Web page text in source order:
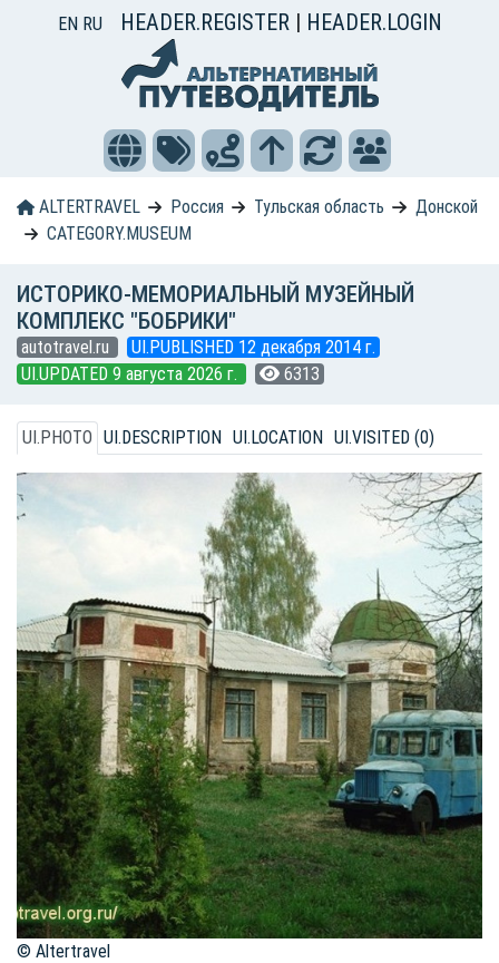
EN RU HEADER.REGISTER | HEADER.LOGIN
ALTERTRAVEL Россия Тульская область
Донской
CATEGORY.MUSEUM
ИСТОРИКО-МЕМОРИАЛЬНЫЙ МУЗЕЙНЫЙ
КОМПЛЕКС "БОБРИКИ"
autotravel.ru
UI.PUBLISHED 12 декабря 2014 г.
UI.UPDATED 9 августа 2026 г.
6313
UI.PHOTO UI.DESCRIPTION UI.LOCATION UI.VISITED (0)
© Altertravel